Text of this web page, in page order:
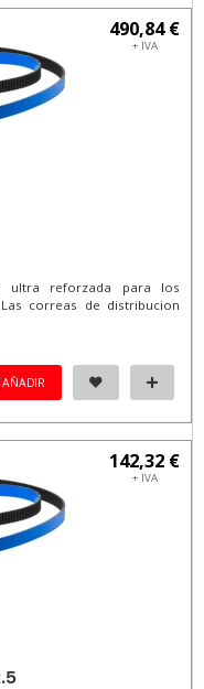
490,84 €
+ IVA
ultra reforzada para los
correas de distribucion
AÑADIR
142,32 €
+ IVA